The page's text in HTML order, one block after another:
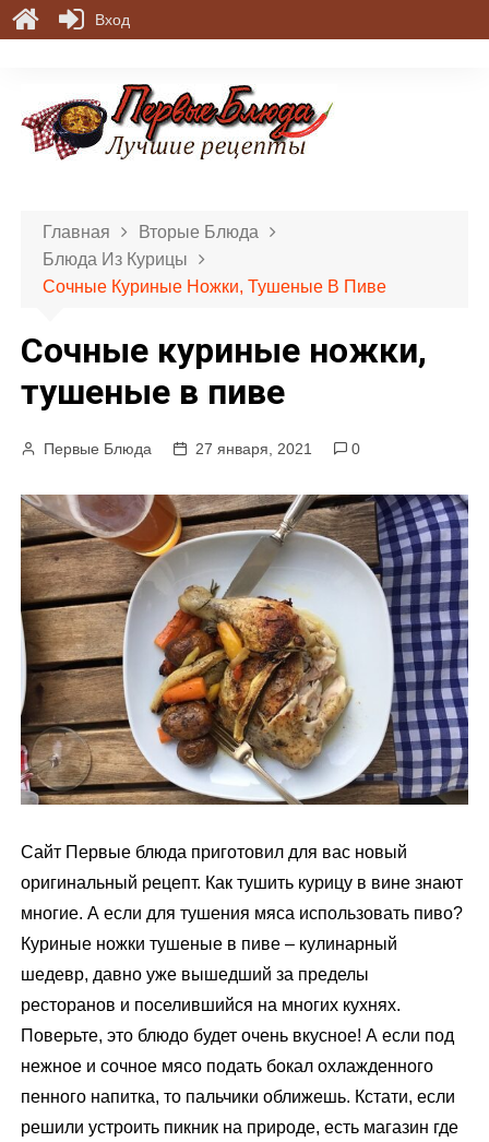
Главная
Вторые Блюда
Блюда Из Курицы
Сочные Куриные Ножки, Тушеные В Пиве
Сочные куриные ножки,
тушеные в пиве
Первые Блюда 27 января, 2021 0
Сайт Первые блюда приготовил для вас новый
оригинальный рецепт. Как тушить курицу в вине знают
многие. А если для тушения мяса использовать пиво?
Куриные ножки тушеные в пиве – кулинарный
шедевр, давно уже вышедший за пределы
ресторанов и поселившийся на многих кухнях.
Поверьте, это блюдо будет очень вкусное! А если под
нежное и сочное мясо подать бокал охлажденного
пенного напитка, то пальчики оближешь. Кстати, если
решили устроить пикник на природе, есть магазин где
Вход